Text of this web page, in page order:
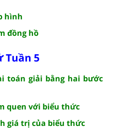
hình
đồng hồ
Tuần 5
toán giải bằng hai bước
quen với biểu thức
giá trị của biểu thức